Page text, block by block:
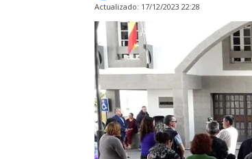
Actualizado: 17/12/2023 22:28